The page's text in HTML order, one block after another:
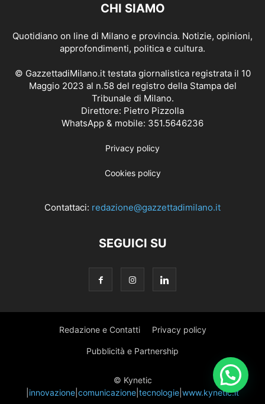
CHI SIAMO
Quotidiano on line di Milano e provincia. Notizie, opinioni,
approfondimenti, politica e cultura.
© GazzettadiMilano.it testata giornalistica registrata il 10
Maggio 2023 al n.58 del registro della Stampa del
Tribunale di Milano.
Direttore: Pietro Pizzolla
WhatsApp & mobile: 351.5646236
Privacy policy
Cookies policy
Contattaci: redazione@gazzettadimilano.it
SEGUICI SU
Redazione e Contatti Privacy policy
Pubblicità e Partnership
© Kynetic
innovazione comunicazione tecnologie www.kynetic.it